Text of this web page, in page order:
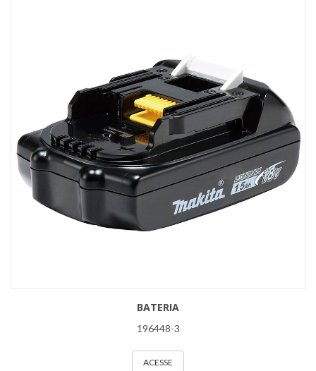
BATERIA
196448-3
ACESSE